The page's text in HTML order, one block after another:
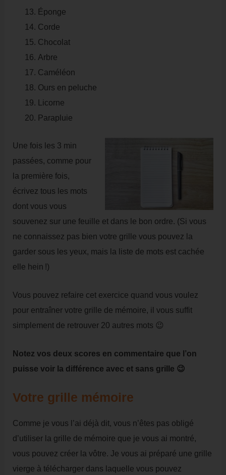
Éponge
Corde
Chocolat
Arbre
Caméléon
Ours en peluche
Licorne
Parapluie
Une fois les 3 min
passées, comme pour
la première fois,
écrivez tous les mots
dont vous vous
souvenez sur une feuille et dans le bon ordre. (Si vous
ne connaissez pas bien votre grille vous pouvez la
garder sous les yeux, mais la liste de mots est cachée
elle hein !)
Vous pouvez refaire cet exercice quand vous voulez
pour entraîner votre grille de mémoire, il vous suffit
simplement de retrouver 20 autres mots 😉
Notez vos deux scores en commentaire que l’on
puisse voir la différence avec et sans grille 😉
Votre grille mémoire
Comme je vous l’ai déjà dit, vous n’êtes pas obligé
d’utiliser la grille de mémoire que je vous ai montré,
vous pouvez créer la vôtre. Je vous ai préparé une grille
vierge à télécharger dans laquelle vous pouvez